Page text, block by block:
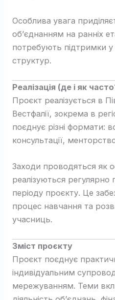
Особлива увага
об’єднанням на ранніх
потребують підтримки у
структур.
Реалізація (де і як
Проєкт реалізується в
Вестфалії, зокрема в
поєднує різні формати:
консультації,
Заходи проводяться як
реалізуються регулярно
періоду проєкту. Це
процес навчання та
учасниць.
Зміст проєкту
Проєкт поєднує
індивідуальним
мережуванням. Теми